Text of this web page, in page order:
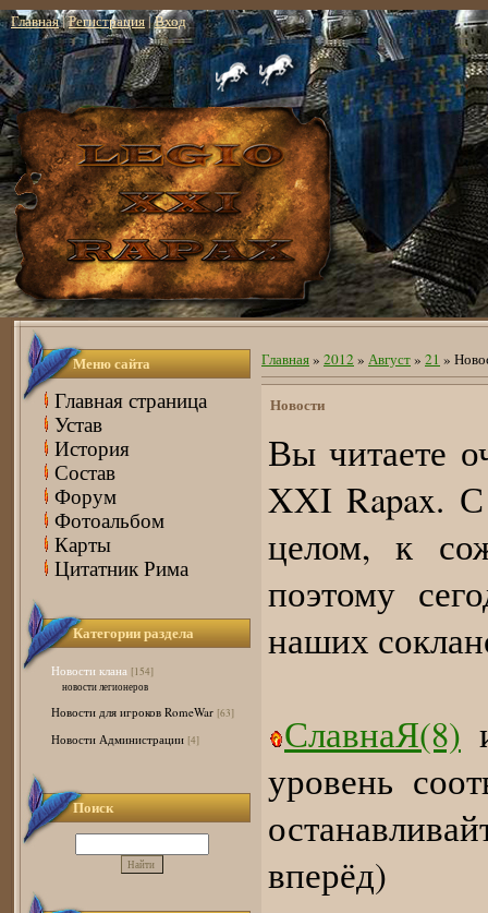
Главная|Регистрация|Вход
Меню сайта
Главная страница
Устав
История
Состав
Форум
Фотоальбом
Карты
Цитатник Рима
Категории раздела
Новости клана [154]
новости легионеров
Новости для игроков RomeWar [63]
Новости Администрации [4]
Поиск
Главная» 2012 » Август» 21 »
Новости
Вы читаете
XXI Rapax. С
целом, к
поэтому
наших
СлавнаЯ(8)
уровень
вперёд)